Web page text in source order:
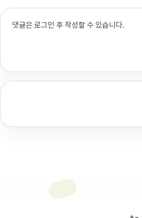
댓글은 로그인 후 작성할 수 있습니다.